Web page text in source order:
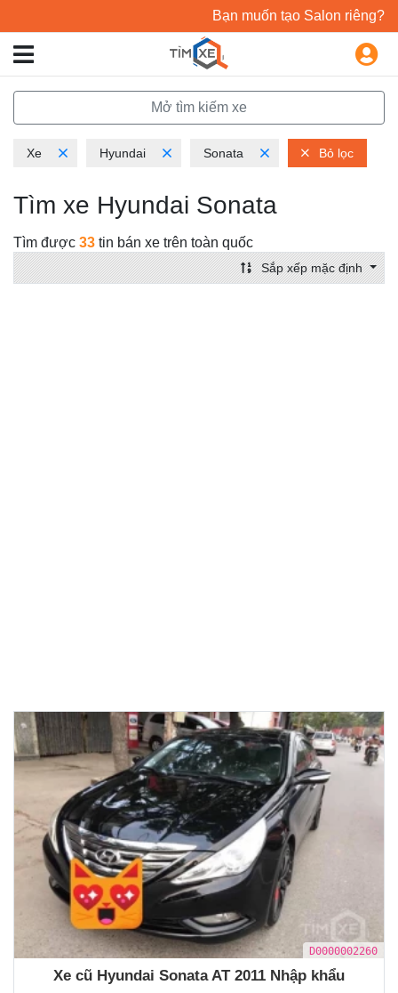
Bạn muốn tạo Salon riêng?
Mở tìm kiếm xe
Xe Hyundai Sonata Bỏ lọc
Tìm xe Hyundai Sonata
Tìm được 33 tin bán xe trên toàn quốc
Sắp xếp mặc định
D0000002260
Xe cũ Hyundai Sonata AT 2011 Nhập khẩu